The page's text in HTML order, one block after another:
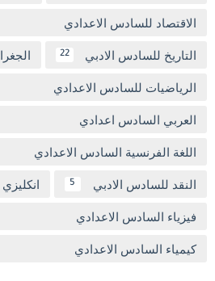
الاقتصاد للسادس الاعدادي
التاريخ للسادس الادبي 22
الرياضيات للسادس الاعدادي
العربي السادس اعدادي
اللغة الفرنسية السادس الاعدادي
النقد للسادس الادبي 5
فيزياء السادس الاعدادي
كيمياء السادس الاعدادي